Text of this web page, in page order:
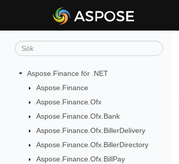
Aspose.Finance för .NET
Aspose.Finance
Aspose.Finance.Ofx
Aspose.Finance.Ofx.Bank
Aspose.Finance.Ofx.BillerDelivery
Aspose.Finance.Ofx.BillerDirectory
Aspose.Finance.Ofx.BillPay